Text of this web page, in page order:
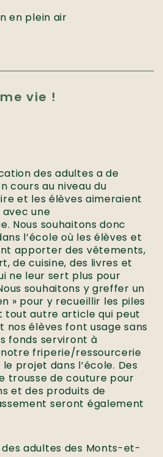
en plein air
vie !
des adultes a de
cours au niveau du
et les élèves aimeraient
une
Nous souhaitons donc
l’école où les élèves et
apporter des vêtements,
de cuisine, des livres et
ne leur sert plus pour
souhaitons y greffer un
» pour y recueillir les piles
tout autre article qui peut
élèves font usage sans
fonds serviront à
notre friperie/ressourcerie
projet dans l’école. Des
trousse de couture pour
et des produits de
seront également
adultes des Monts-et-